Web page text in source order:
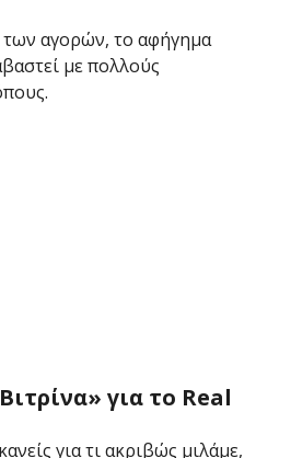
αγορών, το αφήγημα
με πολλούς
για το Real
για τι ακριβώς μιλάμε,